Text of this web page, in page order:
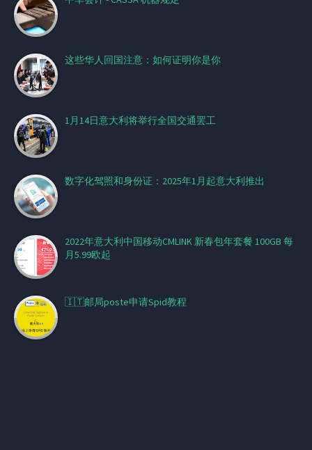
这些华人回国注意：如何证明你是你
1月14日意大利将举行全国交通罢工
数字化驾照和身份证：2025年1月起意大利推出
2022年意大利中国移动CMLINK 新春包年套餐 100GB 每
月5.99欧起
🇮🇹邮局poste申请Spid教程